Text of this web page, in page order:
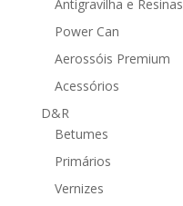
Antigravilha e Resinas
Power Can
Aerossóis Premium
Acessórios
D&R
Betumes
Primários
Vernizes